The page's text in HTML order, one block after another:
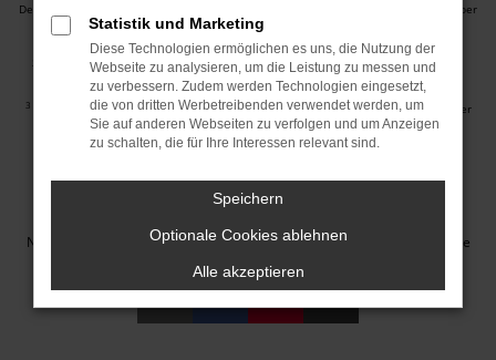
Der errechnete Preisvorteil sowie die angegebene Ersparnis errechnet sich gegenüber
der ehemaligen unverbindlichen Preisempfehlung des Herstellers am Tag der
Erstzulassung (Neupreis).
2
Hierbei handelt es sich um ein Finanzierungs-Angebot. Preise sind Bruttopreise.
Irrtümer vorbehalten.
3
Hierbei handelt es sich um ein Leasing-Angebot. Preise sind Bruttopreise. Irrtümer
vorbehalten.
Cookie Einstellungen
Neustadt/Vogtland | info@autohausjakob.de |Webdesign by audaris.de
Statistik und Marketing
Diese Technologien ermöglichen es uns, die Nutzung der
Webseite zu analysieren, um die Leistung zu messen und
zu verbessern. Zudem werden Technologien eingesetzt,
die von dritten Werbetreibenden verwendet werden, um
Sie auf anderen Webseiten zu verfolgen und um Anzeigen
zu schalten, die für Ihre Interessen relevant sind.
Speichern
Optionale Cookies ablehnen
Alle akzeptieren